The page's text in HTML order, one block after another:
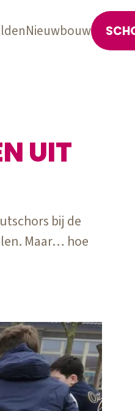
Nieuwbouw
UIT
bij de
Maar… hoe